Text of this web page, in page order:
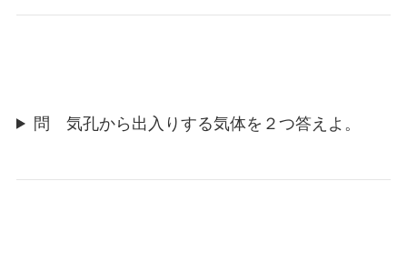
問 気孔から出入りする気体を２つ答えよ。